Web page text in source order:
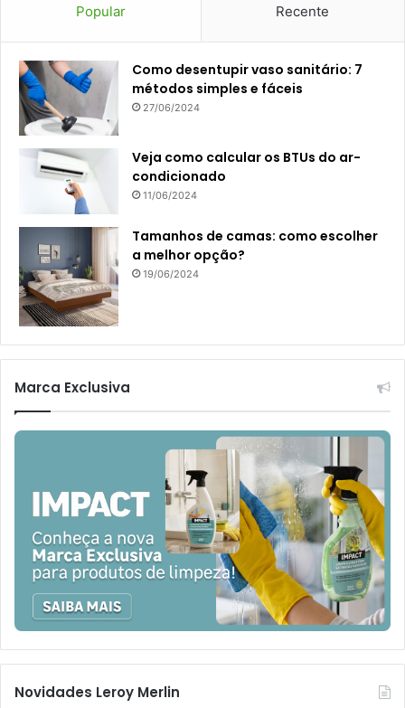
Popular Recente
Como desentupir vaso sanitário: 7
métodos simples e fáceis
27/06/2024
Veja como calcular os BTUs do ar-
condicionado
11/06/2024
Tamanhos de camas: como escolher
a melhor opção?
19/06/2024
Marca Exclusiva
Novidades Leroy Merlin